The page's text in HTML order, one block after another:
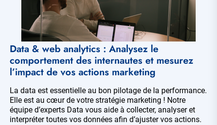
Data & web analytics : Analysez le
comportement des internautes et mesurez
l’impact de vos actions marketing
La data est essentielle au bon pilotage de la performance.
Elle est au cœur de votre stratégie marketing ! Notre
équipe d’experts Data vous aide à collecter, analyser et
interpréter toutes vos données afin d’ajuster vos actions.